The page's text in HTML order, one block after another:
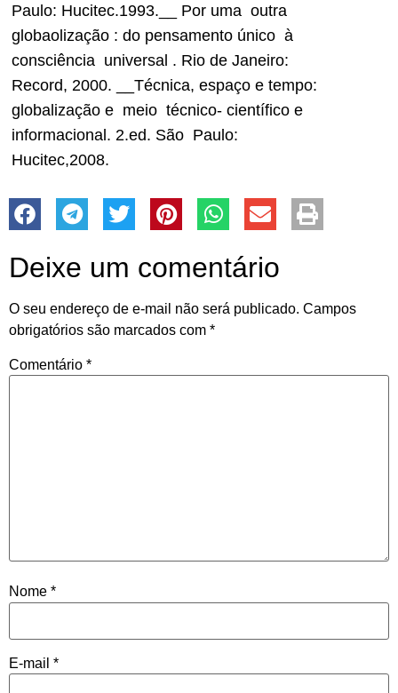
Paulo: Hucitec.1993.__ Por uma outra
globaolização : do pensamento único à
consciência universal . Rio de Janeiro:
Record, 2000. __Técnica, espaço e tempo:
globalização e meio técnico- científico e
informacional. 2.ed. São Paulo:
Hucitec,2008.
Deixe um comentário
O seu endereço de e-mail não será publicado. Campos
obrigatórios são marcados com *
Comentário *
Nome *
E-mail *